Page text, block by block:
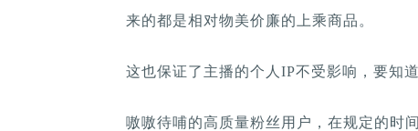
来的都是相对物美价廉的上乘商品。
这也保证了主播的个人IP不受影响，要知
嗷嗷待哺的高质量粉丝用户，在规定的时